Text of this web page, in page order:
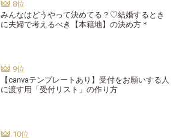
みんなはどうやって決めてる？♡結婚するとき
に夫婦で考えるべき【本籍地】の決め方＊
【canvaテンプレートあり】受付をお願いする人
に渡す用「受付リスト」の作り方